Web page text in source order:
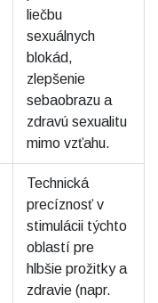
liečbu
sexuálnych
blokád,
zlepšenie
sebaobrazu a
zdravú sexualitu
mimo vzťahu.
Technická
precíznosť v
stimulácii týchto
oblastí pre
hlbšie prožitky a
zdravie (napr.